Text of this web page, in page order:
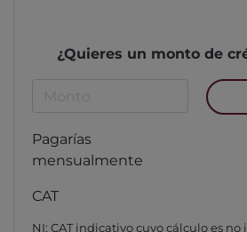
¿Quieres un monto de
Pagarías
mensualmente
CAT
NI: CAT indicativo cuyo cálculo es